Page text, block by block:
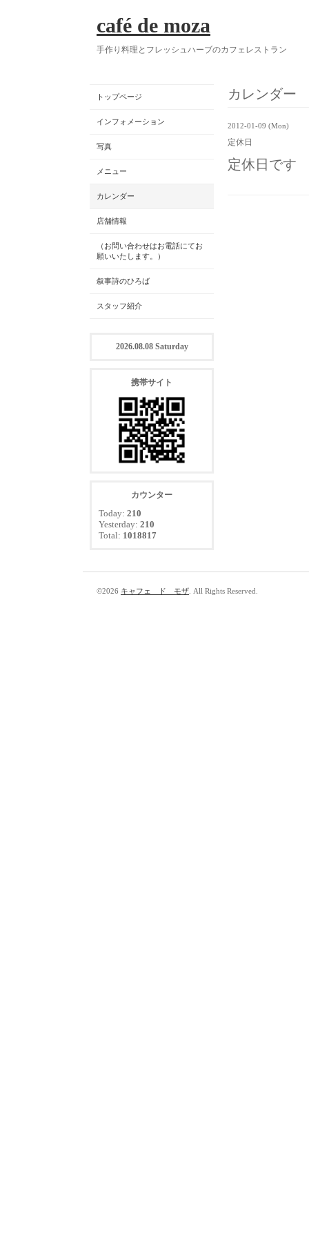
café de moza
手作り料理とフレッシュハーブのカフェレストラン
カレンダー
2012-01-09 (Mon)
定休日
定休日です
トップページ
インフォメーション
写真
メニュー
カレンダー
店舗情報
（お問い合わせはお電話にてお
願いいたします。）
叙事詩のひろば
スタッフ紹介
2026.08.08 Saturday
携帯サイト
カウンター
Today: 210
Yesterday: 210
Total: 1018817
©2026 キャフェ ド モザ . All Rights Reserved.